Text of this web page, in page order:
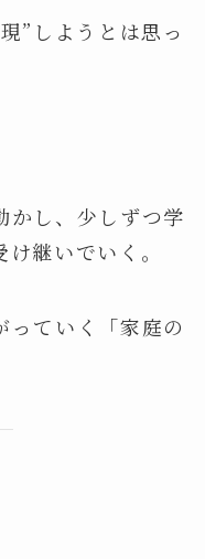
”しようとは思っ
かし、少しずつ学
継いでいく。
っていく「家庭の